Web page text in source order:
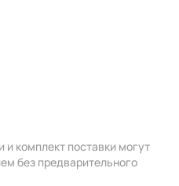
и комплект поставки могут
без предварительного